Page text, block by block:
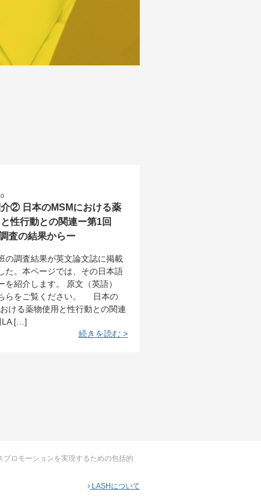
② 日本のMSMにおける薬
性行動との関連ー第1回
査の結果からー
の調査結果が英文論文誌に掲載
た。本ページでは、その日本語
を紹介します。 原文（英語）
らをご覧ください。 日本の
ける薬物使用と性行動との関連
LA […]
続きを読む >
ロモーションを実現するための包括的
LASHについて